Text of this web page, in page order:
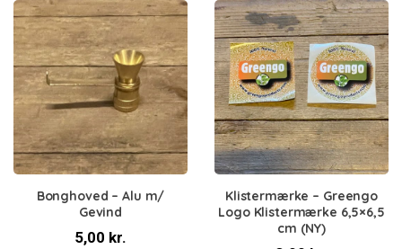
Bonghoved – Alu m/
Gevind
5,00 kr.
Klistermærke – Greengo
Logo Klistermærke 6,5×6,5
cm (NY)